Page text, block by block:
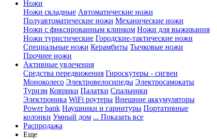
Ножи
Ножи складные Автоматические ножи
Полуавтоматические ножи Механические ножи
Ножи с фиксированным клинком Ножи для выживания
Ножи туристические Городские-тактические ножи
Специальные ножи Керамбиты Тычковые ножи
Прочиее ножи
Активные увлечения
Средства передвижения Гироскутеры - сигвеи
Моноколесо Электровелосипеды Электросамокаты
Туризм Коврики Палатки Спальники
Электроника WiFi роутеры Внешние аккумуляторы
Power bank Наушники и гарнитуры Портативные
колонки Умный дом ... Показать все
Распродажа
Еще